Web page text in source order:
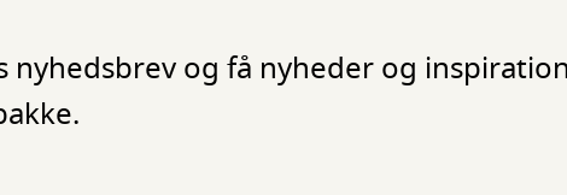
nyhedsbrev og få nyheder og